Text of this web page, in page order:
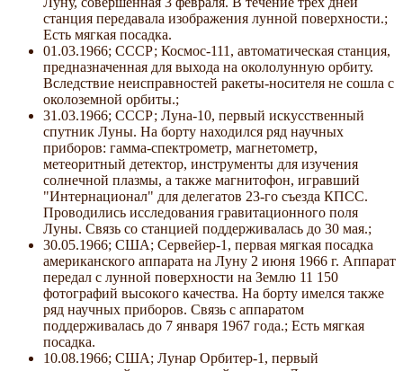
станция передавала изображения лунной поверхности.;
Есть мягкая посадка.
01.03.1966; СССР; Космос-111, автоматическая станция,
предназначенная для выхода на окололунную орбиту.
Вследствие неисправностей ракеты-носителя не сошла с
околоземной орбиты.;
31.03.1966; СССР; Луна-10, первый искусственный
спутник Луны. На борту находился ряд научных
приборов: гамма-спектрометр, магнетометр,
метеоритный детектор, инструменты для изучения
солнечной плазмы, а также магнитофон, игравший
"Интернационал" для делегатов 23-го съезда КПСС.
Проводились исследования гравитационного поля
Луны. Связь со станцией поддерживалась до 30 мая.;
30.05.1966; США; Сервейер-1, первая мягкая посадка
американского аппарата на Луну 2 июня 1966 г. Аппарат
передал с лунной поверхности на Землю 11 150
фотографий высокого качества. На борту имелся также
ряд научных приборов. Связь с аппаратом
поддерживалась до 7 января 1967 года.; Есть мягкая
посадка.
10.08.1966; США; Лунар Орбитер-1, первый